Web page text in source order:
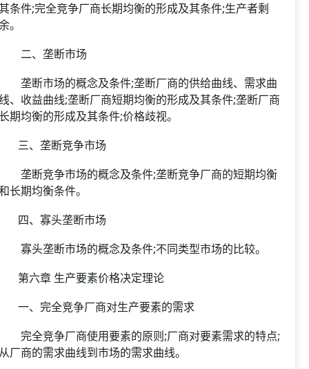
条件;完全竞争厂商长期均衡的形成及其条件;生产者剩
。
、垄断市场
断市场的概念及条件;垄断厂商的供给曲线、需求曲
、收益曲线;垄断厂商短期均衡的形成及其条件;垄断厂商
期均衡的形成及其条件;价格歧视。
、垄断竞争市场
断竞争市场的概念及条件;垄断竞争厂商的短期均衡
长期均衡条件。
、寡头垄断市场
头垄断市场的概念及条件;不同类型市场的比较。
六章 生产要素价格决定理论
、完全竞争厂商对生产要素的需求
全竞争厂商使用要素的原则;厂商对要素需求的特点;
厂商的需求曲线到市场的需求曲线。